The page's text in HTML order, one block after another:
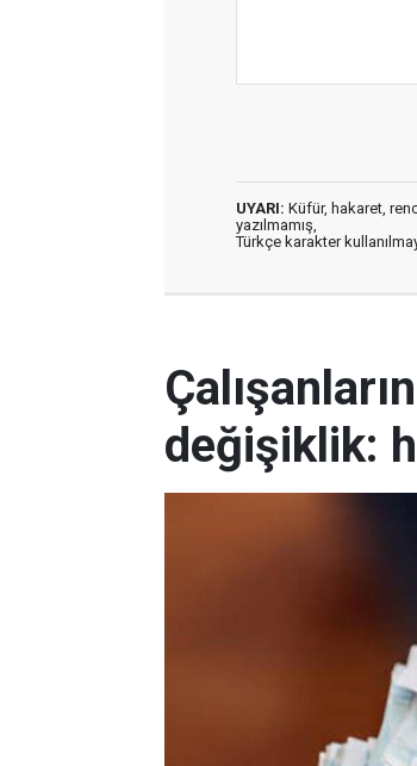
UYARI: Küfür, hakaret,
yazılmamış,
Türkçe karakter
değişiklik: